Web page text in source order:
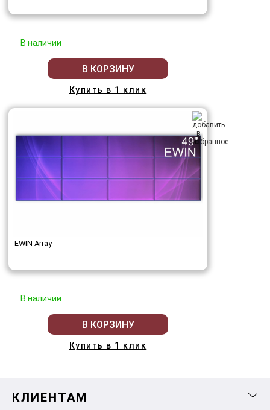
В наличии
В КОРЗИНУ
Купить в 1 клик
EWIN Array
В наличии
В КОРЗИНУ
Купить в 1 клик
КЛИЕНТАМ